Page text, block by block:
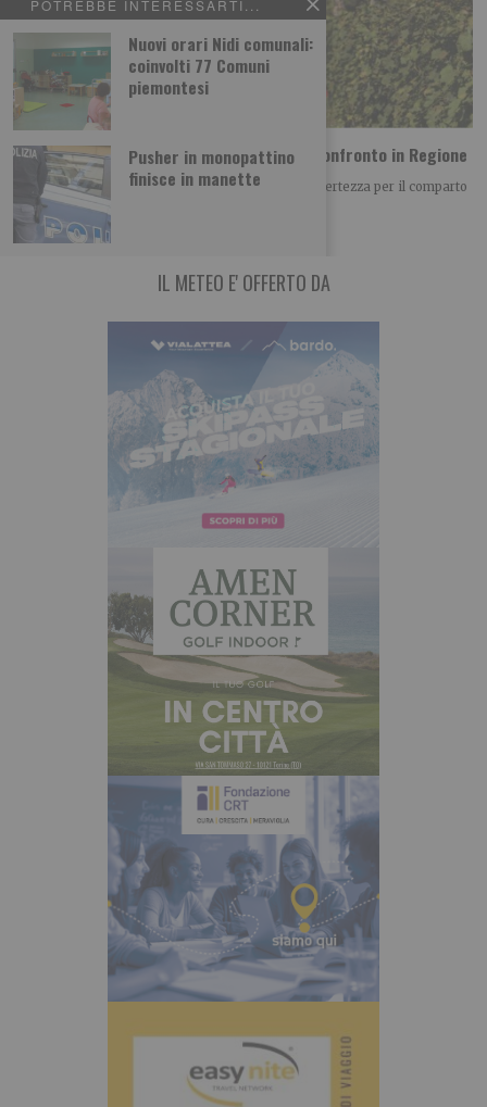
POTREBBE INTERESSARTI...
Nuovi orari Nidi comunali:
coinvolti 77 Comuni
piemontesi
Pusher in monopattino
finisce in manette
Vino piemontese e clima: le richieste dal confronto in Regione
Il clima è diventato uno dei principali fattori di incertezza per il comparto
vitivinicolo piemontese, non
IL METEO E' OFFERTO DA